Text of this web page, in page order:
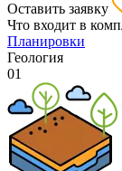
Оставить заявку
Что входит в
Планировки
Геология
01